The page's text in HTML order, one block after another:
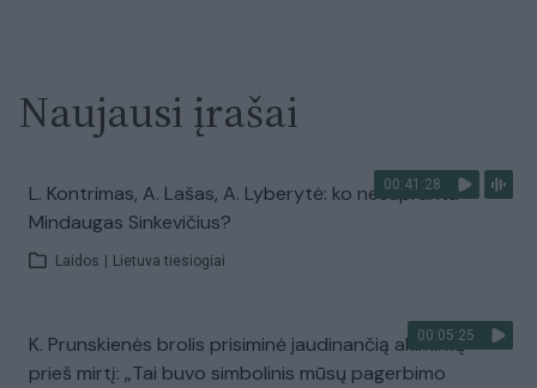
Naujausi įrašai
00:41:28
L. Kontrimas, A. Lašas, A. Lyberytė: ko nesupranta
Mindaugas Sinkevičius?
Laidos Lietuva tiesiogiai
00:05:25
K. Prunskienės brolis prisiminė jaudinančią akimirką
prieš mirtį: „Tai buvo simbolinis mūsų pagerbimo